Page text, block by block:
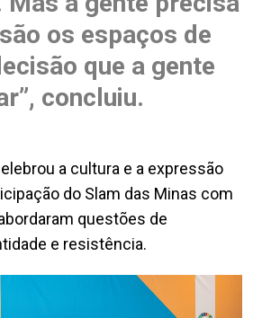
os espaços de
que a gente
concluiu.
a cultura e a expressão
do Slam das Minas com
questões de
e resistência.